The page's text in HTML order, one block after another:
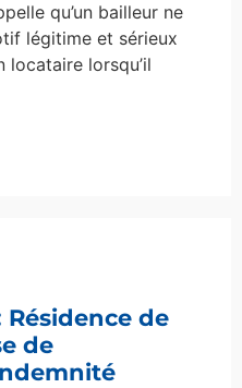
qu’un bailleur ne
légitime et sérieux
locataire lorsqu’il
de
de